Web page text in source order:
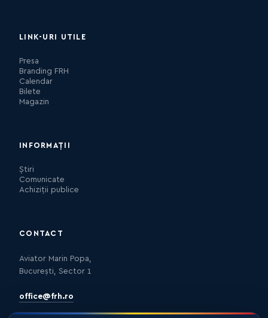
LINK-URI UTILE
Presa
Branding FRH
Calendar
Bilete
Magazin
INFORMAȚII
Știri
Comunicate
Achiziții publice
CONTACT
Aviator Marin Popa,
București, Sector 1
office@frh.ro